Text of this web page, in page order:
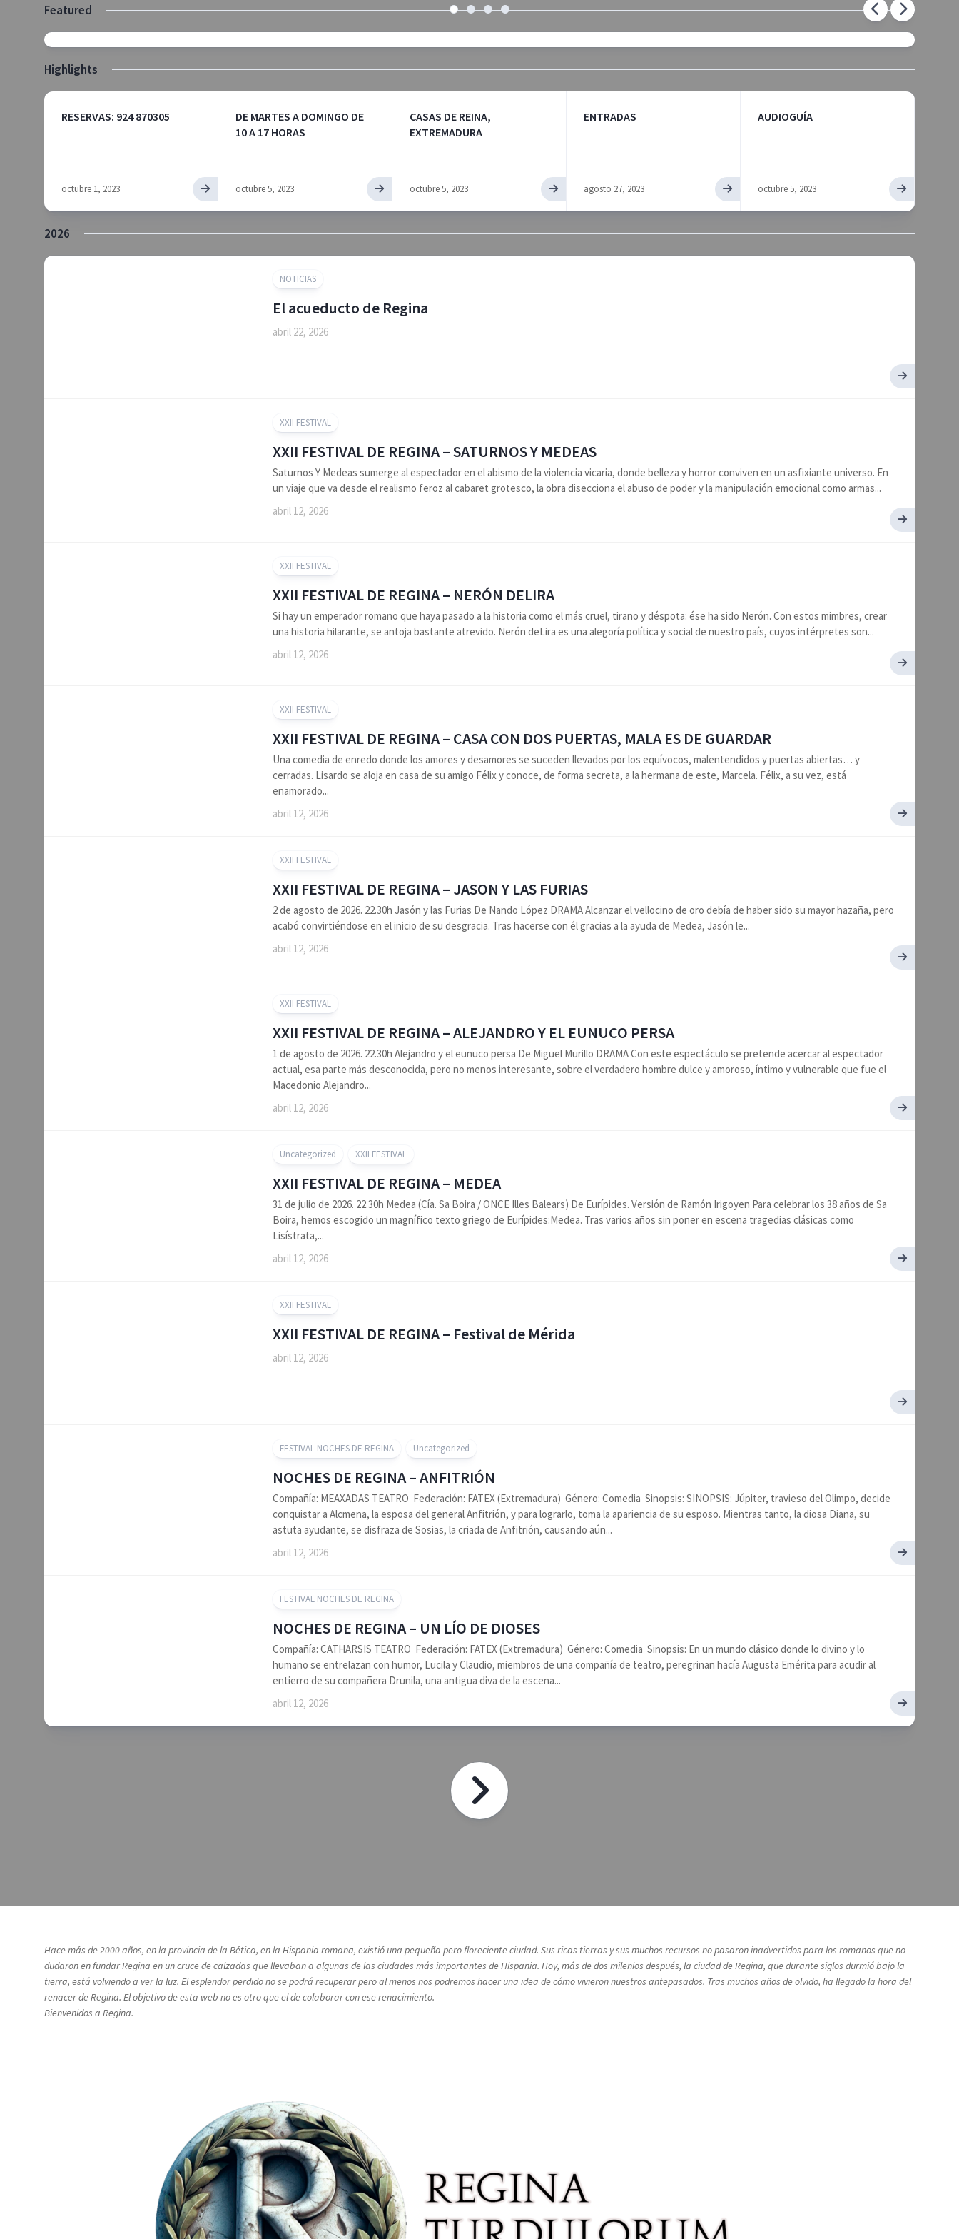
Featured
‘Voces del misterio’.
Highlights
RESERVAS: 924 870305
octubre 1, 2023
DE MARTES A DOMINGO DE
10 A 17 HORAS
octubre 5, 2023
CASAS DE REINA,
EXTREMADURA
octubre 5, 2023
ENTRADAS
agosto 27, 2023
AUDIOGUÍA
octubre 5, 2023
2026
NOTICIAS
El acueducto de Regina
abril 22, 2026
XXII FESTIVAL
XXII FESTIVAL DE REGINA – SATURNOS Y MEDEAS
Saturnos Y Medeas sumerge al espectador en el abismo de la violencia vicaria, donde belleza y horror conviven en un asfixiante universo. En
un viaje que va desde el realismo feroz al cabaret grotesco, la obra disecciona el abuso de poder y la manipulación emocional como armas...
abril 12, 2026
XXII FESTIVAL
XXII FESTIVAL DE REGINA – NERÓN DELIRA
Si hay un emperador romano que haya pasado a la historia como el más cruel, tirano y déspota: ése ha sido Nerón. Con estos mimbres, crear
una historia hilarante, se antoja bastante atrevido. Nerón deLira es una alegoría política y social de nuestro país, cuyos intérpretes son...
abril 12, 2026
XXII FESTIVAL
XXII FESTIVAL DE REGINA – CASA CON DOS PUERTAS, MALA ES DE GUARDAR
Una comedia de enredo donde los amores y desamores se suceden llevados por los equívocos, malentendidos y puertas abiertas… y
cerradas. Lisardo se aloja en casa de su amigo Félix y conoce, de forma secreta, a la hermana de este, Marcela. Félix, a su vez, está
enamorado...
abril 12, 2026
XXII FESTIVAL
XXII FESTIVAL DE REGINA – JASON Y LAS FURIAS
2 de agosto de 2026. 22.30h Jasón y las Furias De Nando López DRAMA Alcanzar el vellocino de oro debía de haber sido su mayor hazaña, pero
acabó convirtiéndose en el inicio de su desgracia. Tras hacerse con él gracias a la ayuda de Medea, Jasón le...
abril 12, 2026
XXII FESTIVAL
XXII FESTIVAL DE REGINA – ALEJANDRO Y EL EUNUCO PERSA
1 de agosto de 2026. 22.30h Alejandro y el eunuco persa De Miguel Murillo DRAMA Con este espectáculo se pretende acercar al espectador
actual, esa parte más desconocida, pero no menos interesante, sobre el verdadero hombre dulce y amoroso, íntimo y vulnerable que fue el
Macedonio Alejandro...
abril 12, 2026
Uncategorized XXII FESTIVAL
XXII FESTIVAL DE REGINA – MEDEA
31 de julio de 2026. 22.30h Medea (Cía. Sa Boira / ONCE Illes Balears) De Eurípides. Versión de Ramón Irigoyen Para celebrar los 38 años de Sa
Boira, hemos escogido un magnífico texto griego de Eurípides:Medea. Tras varios años sin poner en escena tragedias clásicas como
Lisístrata,...
abril 12, 2026
XXII FESTIVAL
XXII FESTIVAL DE REGINA – Festival de Mérida
abril 12, 2026
FESTIVAL NOCHES DE REGINA Uncategorized
NOCHES DE REGINA – ANFITRIÓN
Compañía: MEAXADAS TEATRO Federación: FATEX (Extremadura) Género: Comedia Sinopsis: SINOPSIS: Júpiter, travieso del Olimpo, decide
conquistar a Alcmena, la esposa del general Anfitrión, y para lograrlo, toma la apariencia de su esposo. Mientras tanto, la diosa Diana, su
astuta ayudante, se disfraza de Sosias, la criada de Anfitrión, causando aún...
abril 12, 2026
FESTIVAL NOCHES DE REGINA
NOCHES DE REGINA – UN LÍO DE DIOSES
Compañía: CATHARSIS TEATRO Federación: FATEX (Extremadura) Género: Comedia Sinopsis: En un mundo clásico donde lo divino y lo
humano se entrelazan con humor, Lucila y Claudio, miembros de una compañía de teatro, peregrinan hacía Augusta Emérita para acudir al
entierro de su compañera Drunila, una antigua diva de la escena...
abril 12, 2026
Hace más de 2000 años, en la provincia de la Bética, en la Hispania romana, existió una pequeña pero floreciente ciudad. Sus ricas tierras y sus muchos recursos no pasaron inadvertidos para los romanos que no
dudaron en fundar Regina en un cruce de calzadas que llevaban a algunas de las ciudades más importantes de Hispania. Hoy, más de dos milenios después, la ciudad de Regina, que durante siglos durmió bajo la
tierra, está volviendo a ver la luz. El esplendor perdido no se podrá recuperar pero al menos nos podremos hacer una idea de cómo vivieron nuestros antepasados. Tras muchos años de olvido, ha llegado la hora del
renacer de Regina. El objetivo de esta web no es otro que el de colaborar con ese renacimiento.
Bienvenidos a Regina.